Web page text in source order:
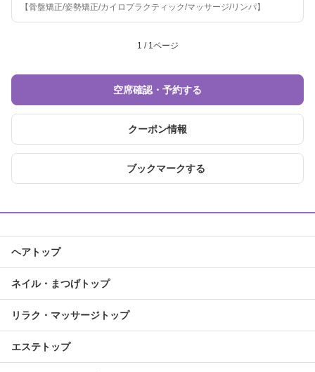
【骨盤矯正/姿勢矯正/カイロプラクティック/マッサージ/リンパ】
1 / 1ページ
空席確認・予約する
クーポン情報
ブックマークする
ヘアトップ
ネイル・まつげトップ
リラク・マッサージトップ
エステトップ